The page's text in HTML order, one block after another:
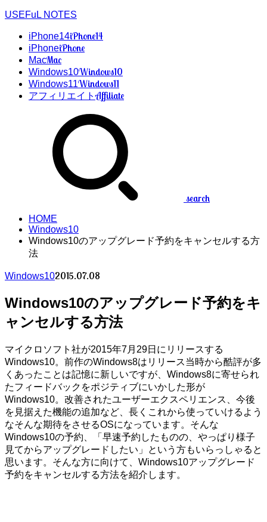
USEFuL NOTES
iPhone14iPhone14
iPhoneiPhone
MacMac
Windows10Windows10
Windows11Windows11
アフィリエイトAffiliate
search
HOME
Windows10
Windows10のアップグレード予約をキャンセルする方
法
Windows102015.07.08
Windows10のアップグレード予約をキ
ャンセルする方法
マイクロソフト社が2015年7月29日にリリースする
Windows10。前作のWindows8はリリース当時から酷評が多
くあったことは記憶に新しいですが、Windows8に寄せられ
たフィードバックをポジティブにいかした形が
Windows10。改善されたユーザーエクスペリエンス、今後
を見据えた機能の追加など、長くこれから使っていけるよう
なそんな期待をさせるOSになっています。そんな
Windows10の予約、「早速予約したものの、やっぱり様子
見てからアップグレードしたい」という方もいらっしゃると
思います。そんな方に向けて、Windows10アップグレード
予約をキャンセルする方法を紹介します。